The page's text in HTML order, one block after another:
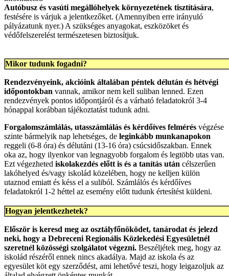
Autóbusz és vasúti megállóhelyek környezetének tisztítására,
festésére is várjuk a jelentkezőket. (Amennyiben erre irányuló
pályázatunk nyer.) A szükséges anyagokat, eszközöket és
védőfelszerelést természetesen biztosítjuk.
Mikor tudunk fogadni?
Rendezvényeink, akcióink általában péntek délután és hétvégi
időpontokban vannak, amikor nem kell suliban lenned. Ezen
rendezvények pontos időpontjáról és a várható feladatokról 3-4
hónappal korábban tájékoztatást tudunk adni.
Forgalomszámlálás, utasszámlálás és kérdőíves felmérés végzése
szinte bármelyik nap lehetséges, de leginkább munkanapokon
reggeli (6-8 óra) és délutáni (13-16 óra) csúcsidőszakban. Ennek
oka az, hogy ilyenkor van legnagyobb forgalom és legtöbb utas van.
Ezt végezheted iskolakezdés előtt is és a tanítás után célszerűen
lakóhelyed és/vagy iskolád közelében, hogy ne kelljen külön
utaznod emiatt és késs el a suliból. Számlálós és kérdőíves
feladatokról 1-2 héttel az esemény előtt tudunk értesítést küldeni.
Hogyan jelentkezhetek?
Először is keresd meg az osztályfőnöködet, tanárodat és jelezd
neki, hogy a Debreceni Regionális Közlekedési Egyesületnél
szeretnél közösségi szolgálatot végezni. Beszéljétek meg, hogy az
iskolád részéről ennek nincs akadálya. Majd az iskola és az
egyesület köt egy szerződést, ami lehetővé teszi, hogy leigazoljuk az